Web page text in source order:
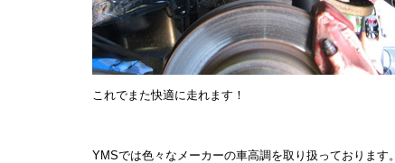
これでまた快適に走れます！
YMSでは色々なメーカーの車高調を取り扱っております。